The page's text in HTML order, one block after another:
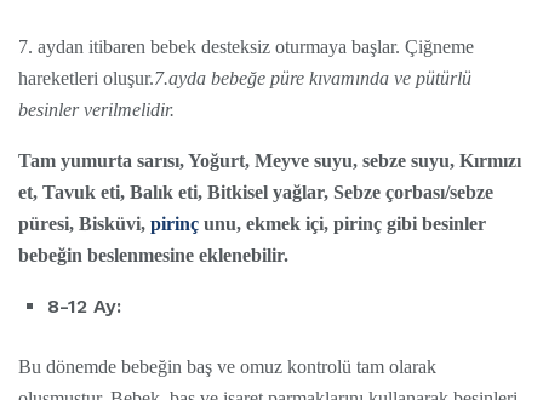
7. aydan itibaren bebek desteksiz oturmaya başlar. Çiğneme
hareketleri oluşur.7.ayda bebeğe püre kıvamında ve pütürlü
besinler verilmelidir.
Tam yumurta sarısı, Yoğurt, Meyve suyu, sebze suyu, Kırmızı
et, Tavuk eti, Balık eti, Bitkisel yağlar, Sebze çorbası/sebze
püresi, Bisküvi, pirinç unu, ekmek içi, pirinç gibi besinler
bebeğin beslenmesine eklenebilir.
8-12 Ay:
Bu dönemde bebeğin baş ve omuz kontrolü tam olarak